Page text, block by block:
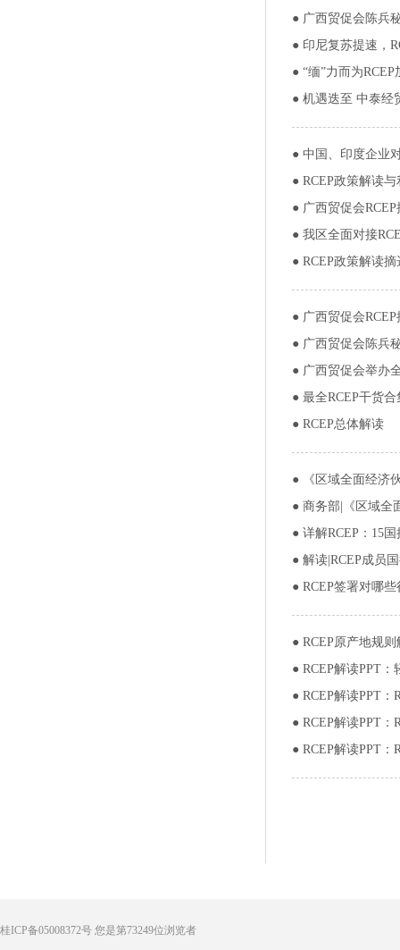
● 广西贸促会陈兵
● 印尼复苏提速，
● “缅”力而为
● 机遇迭至 中泰经
● 中国、印度企业
● RCEP政策解读
● 广西贸促会
● 我区全面对接
● RCEP政策解读摘
● 广西贸促会
● 广西贸促会陈兵
● 广西贸促会举办
● 最全RCEP干货合
● RCEP总体解读
●
《区域全面经济
● 商务部|《区域全
● 详解RCEP：15
● 解读|RCEP成员
● RCEP签署对哪
● RCEP原产地规
● RCEP解读PPT
● RCEP解读PPT
● RCEP解读PPT
● RCEP解读PPT：
桂ICP备05008372号 您是第73249位浏览者